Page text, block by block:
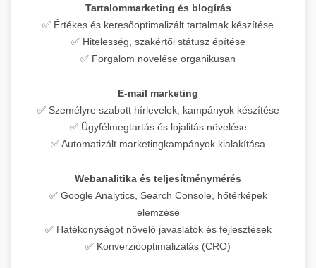
Tartalommarketing és blogírás
✅ Értékes és keresőoptimalizált tartalmak készítése
✅ Hitelesség, szakértői státusz építése
✅ Forgalom növelése organikusan
E-mail marketing
✅ Személyre szabott hírlevelek, kampányok készítése
✅ Ügyfélmegtartás és lojalitás növelése
✅ Automatizált marketingkampányok kialakítása
Webanalitika és teljesítménymérés
✅ Google Analytics, Search Console, hőtérképek
elemzése
✅ Hatékonyságot növelő javaslatok és fejlesztések
✅ Konverzióoptimalizálás (CRO)